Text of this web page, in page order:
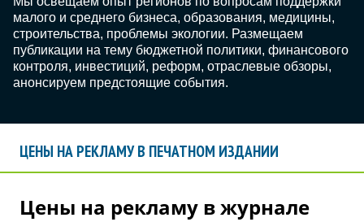
малого и среднего бизнеса, образования, медицины,
строительства, проблемы экологии. Размещаем
публикации на тему бюджетной политики, финансового
контроля, инвестиций, реформ, отраслевые обзоры,
анонсируем предстоящие события.
ЦЕНЫ НА РЕКЛАМУ В ПЕЧАТНОМ ИЗДАНИИ
Цены на рекламу в журнале